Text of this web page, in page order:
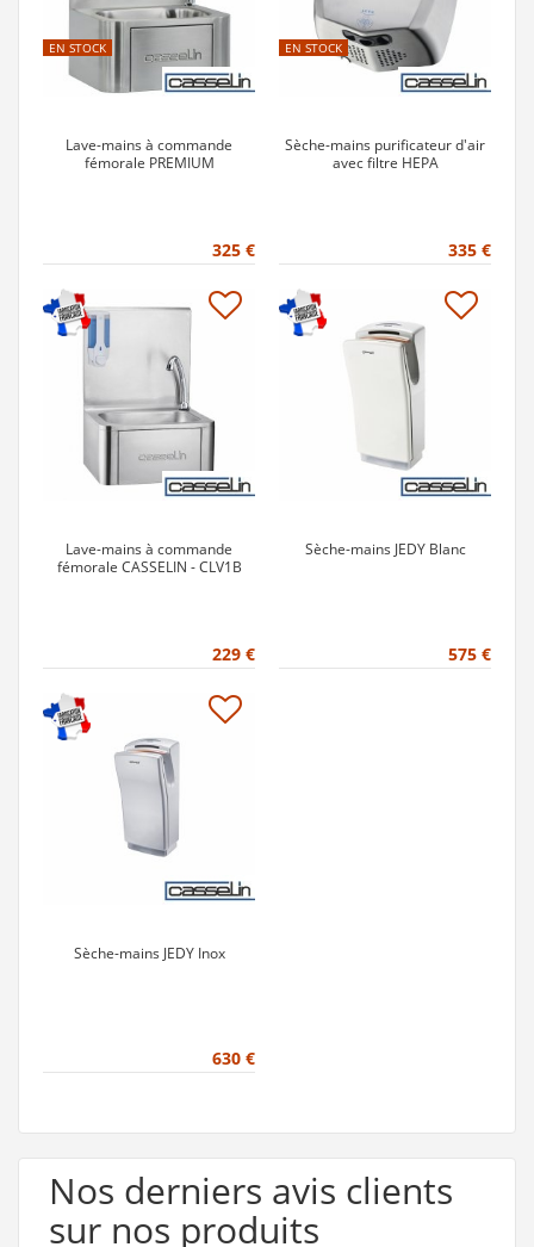
EN STOCK
Lave-mains à commande
fémorale PREMIUM
325 €
EN STOCK
Sèche-mains purificateur d'air
avec filtre HEPA
335 €
Lave-mains à commande
fémorale CASSELIN - CLV1B
229 €
Sèche-mains JEDY Blanc
575 €
Sèche-mains JEDY Inox
630 €
Nos derniers avis clients
sur nos produits